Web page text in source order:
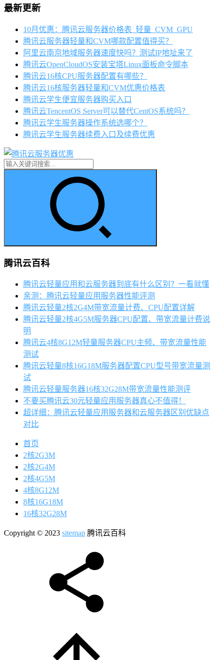
最新更新
10月优惠：腾讯云服务器价格表_轻量_CVM_GPU
腾讯云服务器轻量和CVM哪款配置值得买？
阿里云南京地域服务器速度快吗？测试IP地址来了
腾讯云OpenCloudOS安装宝塔Linux面板命令脚本
腾讯云16核CPU服务器配置有哪些？
腾讯云16核服务器轻量和CVM优惠价格表
腾讯云学生便宜服务器购买入口
腾讯云TencentOS Server可以替代CentOS系统吗？
腾讯云学生服务器操作系统选哪个？
腾讯云学生服务器续费入口及续费优惠
腾讯云百科
腾讯云轻量应用和云服务器到底有什么区别？一看就懂
亲测：腾讯云轻量应用服务器性能评测
腾讯云轻量2核2G4M带宽流量计费、CPU配置详解
腾讯云轻量2核4G5M服务器CPU配置、带宽流量计费说
明
腾讯云4核8G12M轻量服务器CPU主频、带宽流量性能
测试
腾讯云轻量8核16G18M服务器配置CPU型号带宽流量测
试
腾讯云轻量服务器16核32G28M带宽流量性能测评
不要买腾讯云30元轻量应用服务器真心不值得！
超详细：腾讯云轻量应用服务器和云服务器区别优缺点
对比
首页
2核2G3M
2核2G4M
2核4G5M
4核8G12M
8核16G18M
16核32G28M
Copyright © 2023 sitemap 腾讯云百科